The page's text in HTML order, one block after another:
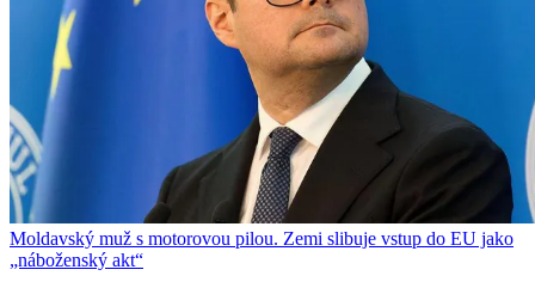
Moldavský muž s motorovou pilou. Zemi slibuje vstup do EU jako
„náboženský akt“